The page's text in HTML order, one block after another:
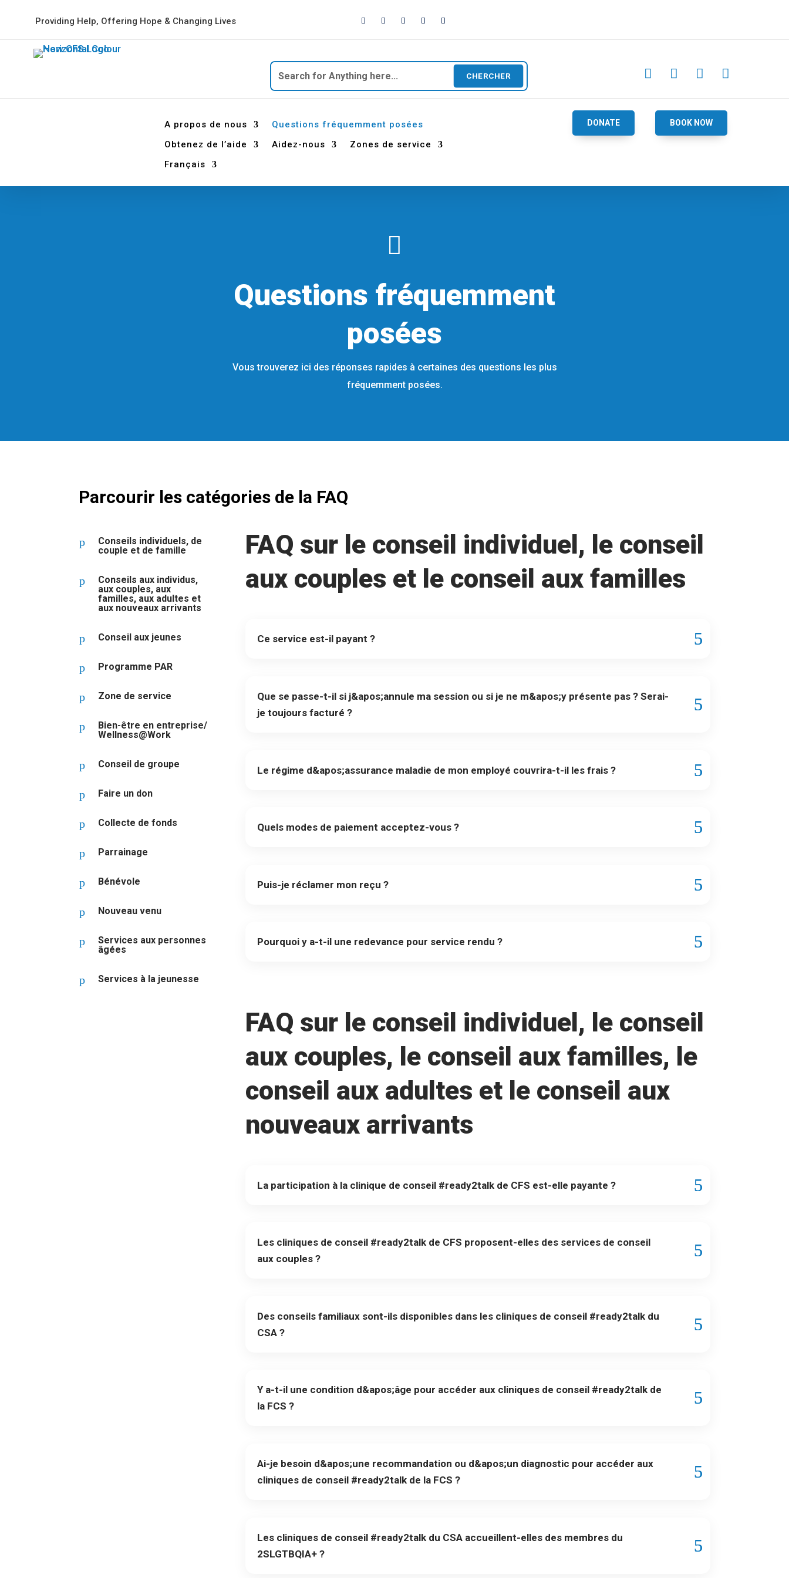
Providing Help, Offering Hope & Changing Lives
Rechercher:    
A propos de nous
Questions fréquemment posées
Obtenez de l’aide
Aidez-nous
Zones de service
Français
DONATE BOOK NOW

Questions fréquemment
posées
Vous trouverez ici des réponses rapides à certaines des questions les plus
fréquemment posées.
Parcourir les catégories de la FAQ
p
Conseils individuels, de
couple et de famille
p
Conseils aux individus,
aux couples, aux
familles, aux adultes et
aux nouveaux arrivants
p Conseil aux jeunes
p Programme PAR
p Zone de service
p
Bien-être en entreprise/
Wellness@Work
p Conseil de groupe
p Faire un don
p Collecte de fonds
p Parrainage
p Bénévole
p Nouveau venu
p
Services aux personnes
âgées
p Services à la jeunesse
FAQ sur le conseil individuel, le conseil
aux couples et le conseil aux familles
Ce service est-il payant ?
Que se passe-t-il si j&apos;annule ma session ou si je ne m&apos;y présente pas ? Serai-
je toujours facturé ?
Le régime d&apos;assurance maladie de mon employé couvrira-t-il les frais ?
Quels modes de paiement acceptez-vous ?
Puis-je réclamer mon reçu ?
Pourquoi y a-t-il une redevance pour service rendu ?
FAQ sur le conseil individuel, le conseil
aux couples, le conseil aux familles, le
conseil aux adultes et le conseil aux
nouveaux arrivants
La participation à la clinique de conseil #ready2talk de CFS est-elle payante ?
Les cliniques de conseil #ready2talk de CFS proposent-elles des services de conseil
aux couples ?
Des conseils familiaux sont-ils disponibles dans les cliniques de conseil #ready2talk du
CSA ?
Y a-t-il une condition d&apos;âge pour accéder aux cliniques de conseil #ready2talk de
la FCS ?
Ai-je besoin d&apos;une recommandation ou d&apos;un diagnostic pour accéder aux
cliniques de conseil #ready2talk de la FCS ?
Les cliniques de conseil #ready2talk du CSA accueillent-elles des membres du
2SLGTBQIA+ ?